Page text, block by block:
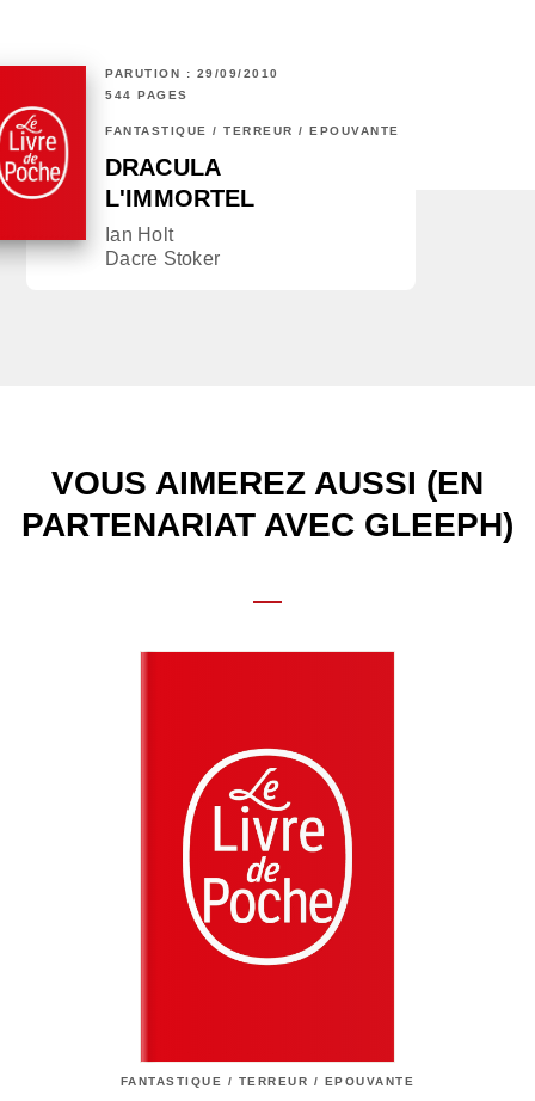
PARUTION : 29/09/2010
544 PAGES
FANTASTIQUE / TERREUR / EPOUVANTE
DRACULA
L'IMMORTEL
Ian Holt
Dacre Stoker
VOUS AIMEREZ AUSSI (EN
PARTENARIAT AVEC GLEEPH)
FANTASTIQUE / TERREUR / EPOUVANTE